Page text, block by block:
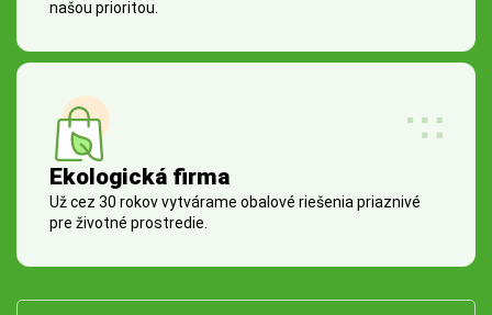
našou prioritou.
Ekologická firma
Už cez 30 rokov vytvárame obalové riešenia priaznivé
pre životné prostredie.